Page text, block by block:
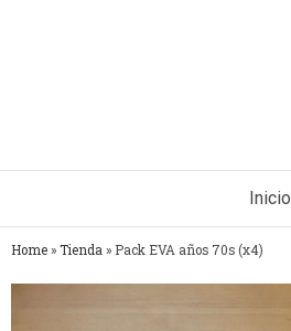
Inicio
Home » Tienda » Pack EVA años 70s (x4)